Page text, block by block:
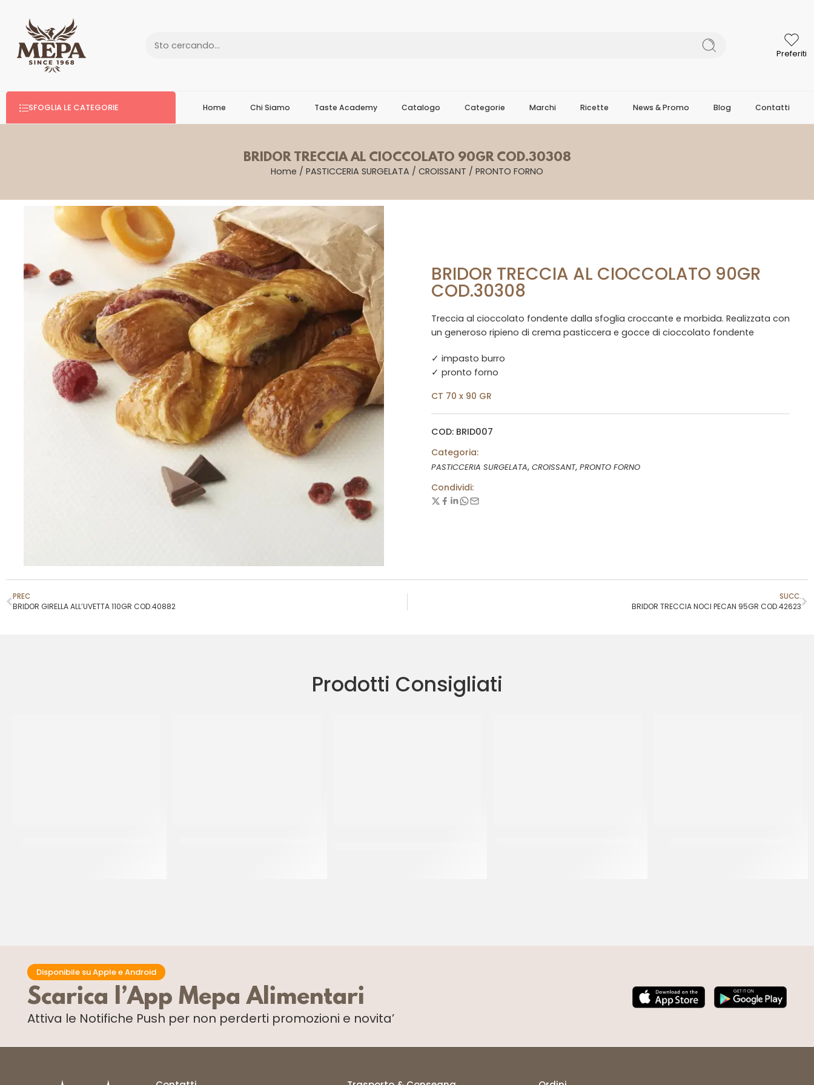
Preferiti
SFOGLIA LE CATEGORIE Home Chi Siamo Taste Academy Catalogo Categorie Marchi Ricette News & Promo Blog Contatti
BRIDOR TRECCIA AL CIOCCOLATO 90GR COD.30308
Home / PASTICCERIA SURGELATA / CROISSANT / PRONTO FORNO
BRIDOR TRECCIA AL CIOCCOLATO 90GR
COD.30308
Treccia al cioccolato fondente dalla sfoglia croccante e morbida. Realizzata con
un generoso ripieno di crema pasticcera e gocce di cioccolato fondente
✓ impasto burro
✓ pronto forno
CT 70 x 90 GR
COD: BRID007
Categoria:
PASTICCERIA SURGELATA, CROISSANT, PRONTO FORNO
Condividi:
PREC
BRIDOR GIRELLA ALL’UVETTA 110GR COD.40882
SUCC.
BRIDOR TRECCIA NOCI PECAN 95GR COD.42623
Prodotti Consigliati
Disponibile su Apple e Android
Scarica l’App Mepa Alimentari
Attiva le Notifiche Push per non perderti promozioni e novita’